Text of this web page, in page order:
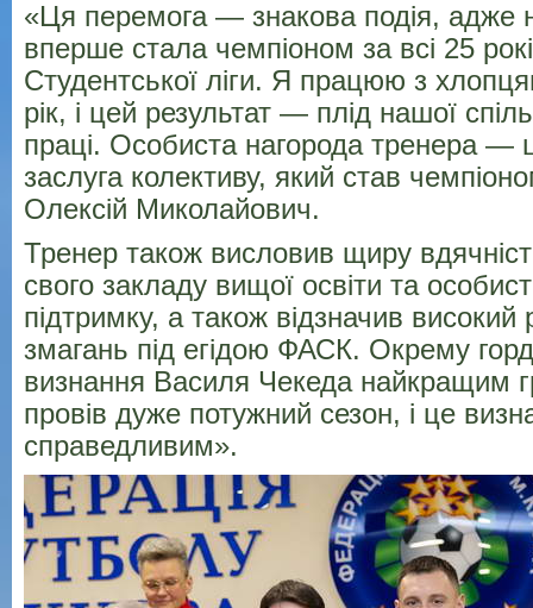
«Ця перемога — знакова подія, адже
вперше стала чемпіоном за всі 25
Студентської ліги. Я працюю з
рік, і цей результат — плід нашої
праці. Особиста нагорода тренера —
заслуга колективу, який став
Олексій Миколайович.
Тренер також висловив щиру
свого закладу вищої освіти та
підтримку, а також відзначив високий
змагань під егідою ФАСК. Окрему
визнання Василя Чекеда найкращим
провів дуже потужний сезон, і це
справедливим».